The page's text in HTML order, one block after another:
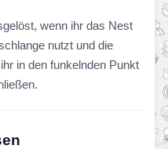
wenn ihr das Nest
nutzt und die
in den funkelnden Punkt